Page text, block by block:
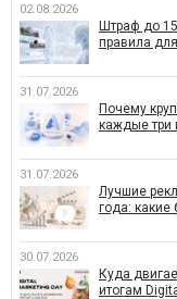
02.08.2026
Штраф до
правила
31.07.2026
Почему
каждые три
31.07.2026
Лучшие
года: какие
30.07.2026
Куда
итогам